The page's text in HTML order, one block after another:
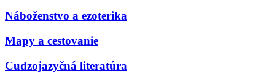
Náboženstvo a ezoterika
Mapy a cestovanie
Cudzojazyčná literatúra